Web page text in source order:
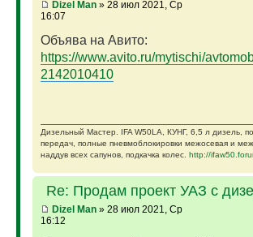
Dizel Man» 28 июл 2021, Ср
16:07
Объява на Авито:
https://www.avito.ru/mytischi/
2142010410
Дизельный Мастер. IFA W50LA, КУНГ, 6,5 л дизель,
передач, полные пневмоблокировки межосевая и
наддув всех сапунов, подкачка колес. http://
Re: Продам проект УАЗ с
Dizel Man» 28 июл 2021, Ср
16:12